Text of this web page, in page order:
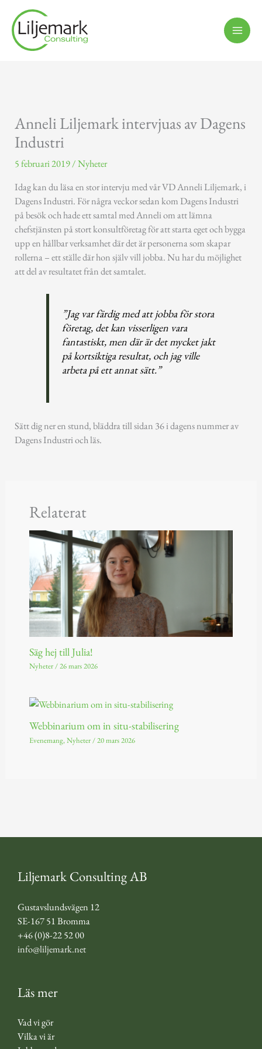
innehåll
Anneli Liljemark intervjuas av Dagens
Industri
5 februari 2019/Nyheter
Idag kan du läsa en stor intervju med vår VD Anneli Liljemark, i
Dagens Industri. För några veckor sedan kom Dagens Industri
på besök och hade ett samtal med Anneli om att lämna
chefstjänsten på stort konsultföretag för att starta eget och bygga
upp en hållbar verksamhet där det är personerna som skapar
rollerna – ett ställe där hon själv vill jobba. Nu har du möjlighet
att del av resultatet från det samtalet.
”Jag var färdig med att jobba för stora
företag, det kan visserligen vara
fantastiskt, men där är det mycket jakt
på kortsiktiga resultat, och jag ville
arbeta på ett annat sätt.”
Sätt dig ner en stund, bläddra till sidan 36 i dagens nummer av
Dagens Industri och läs.
Relaterat
Säg hej till Julia!
Nyheter/26 mars 2026
Webbinarium om in situ-stabilisering
Evenemang,Nyheter/20 mars 2026
Liljemark Consulting AB
Gustavslundsvägen 12
SE-167 51 Bromma
+46 (0)8-22 52 00
info@liljemark.net
Läs mer
Vad vi gör
Vilka vi är